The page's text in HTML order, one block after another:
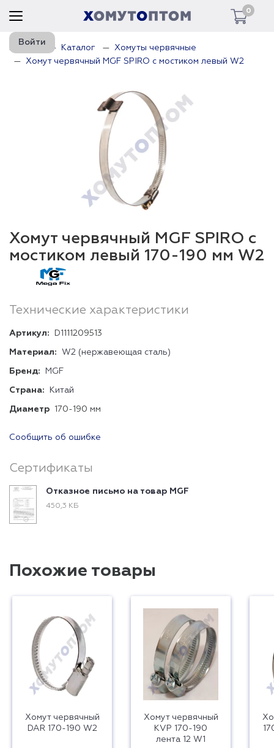
0
Войти
Главная Каталог
Хомуты червячные
Хомут червячный MGF SPIRO с мостиком левый W2
Хомут червячный MGF SPIRO с
мостиком левый 170-190 мм W2
Технические характеристики
Артикул: D1111209513
Материал: W2 (нержавеющая сталь)
Бренд: MGF
Страна: Китай
Диаметр 170-190 мм
Сообщить об ошибке
Сертификаты
Отказное письмо на товар MGF
450,3 КБ
Похожие товары
Хомут червячный
DAR 170-190 W2
Хомут червячный
KVP 170-190
лента 12 W1